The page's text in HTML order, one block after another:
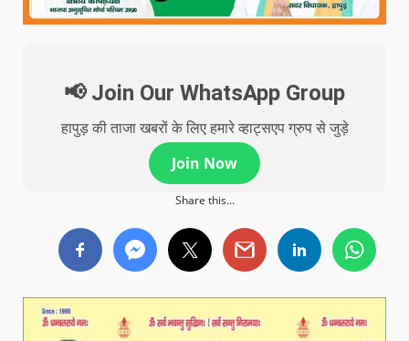
📢 Join Our WhatsApp Group
हापुड़ की ताजा खबरों के लिए हमारे व्हाट्सएप ग्रुप से जुड़े
Join Now
Share this...